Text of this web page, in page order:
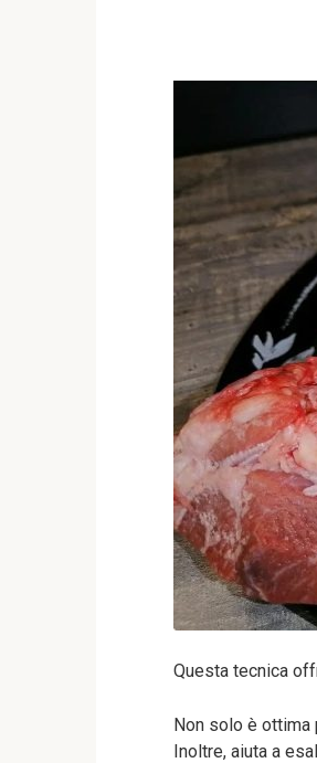
Questa tecnica
Non solo è ottima
Inoltre, aiuta a